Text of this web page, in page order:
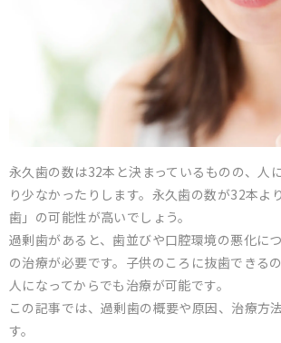
永久歯の数は32本と決まっているものの、人
り少なかったりします。永久歯の数が32本よ
歯」の可能性が高いでしょう。
過剰歯があると、歯並びや口腔環境の悪化に
の治療が必要です。子供のころに抜歯できる
人になってからでも治療が可能です。
この記事では、過剰歯の概要や原因、治療方
す。